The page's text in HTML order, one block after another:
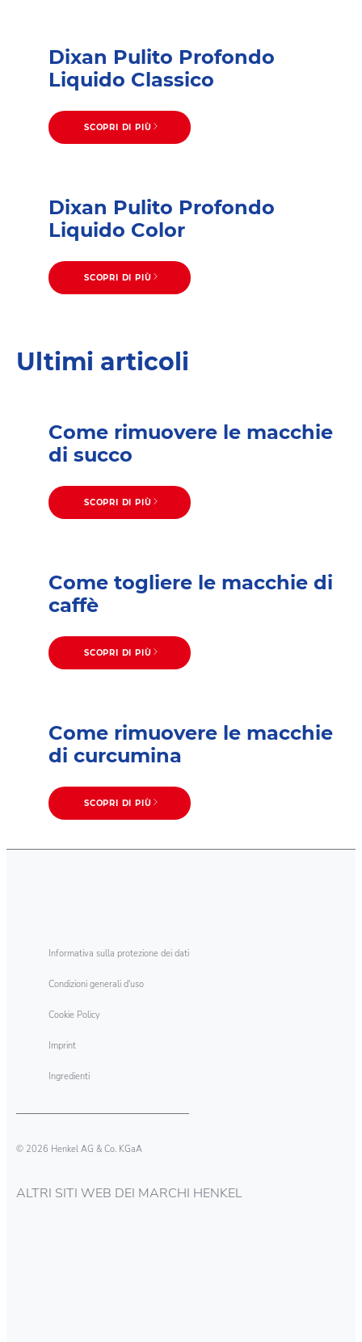
Dixan Pulito Profondo
Liquido Classico
SCOPRI DI PIÙ
Dixan Pulito Profondo
Liquido Color
SCOPRI DI PIÙ
Ultimi articoli
Come rimuovere le macchie
di succo
SCOPRI DI PIÙ
Come togliere le macchie di
caffè
SCOPRI DI PIÙ
Come rimuovere le macchie
di curcumina
SCOPRI DI PIÙ
Informativa sulla protezione dei dati
Condizioni generali d'uso
Cookie Policy
Imprint
Ingredienti
© 2026 Henkel AG & Co. KGaA
ALTRI SITI WEB DEI MARCHI HENKEL